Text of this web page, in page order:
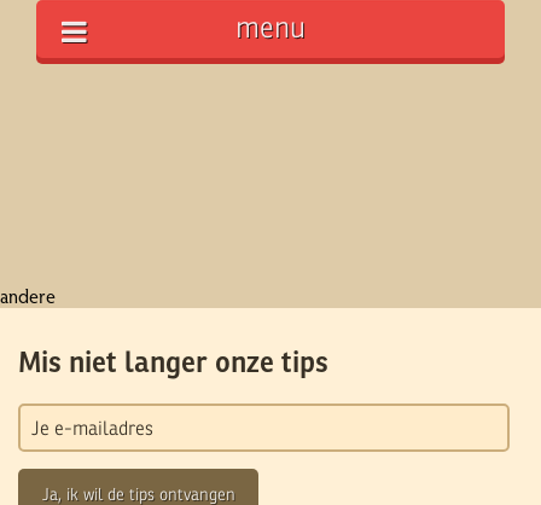
menu
andere
Mis niet langer onze tips
Ja, ik wil de tips ontvangen